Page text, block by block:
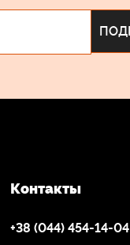
Контакты
+38 (044) 454-14-04